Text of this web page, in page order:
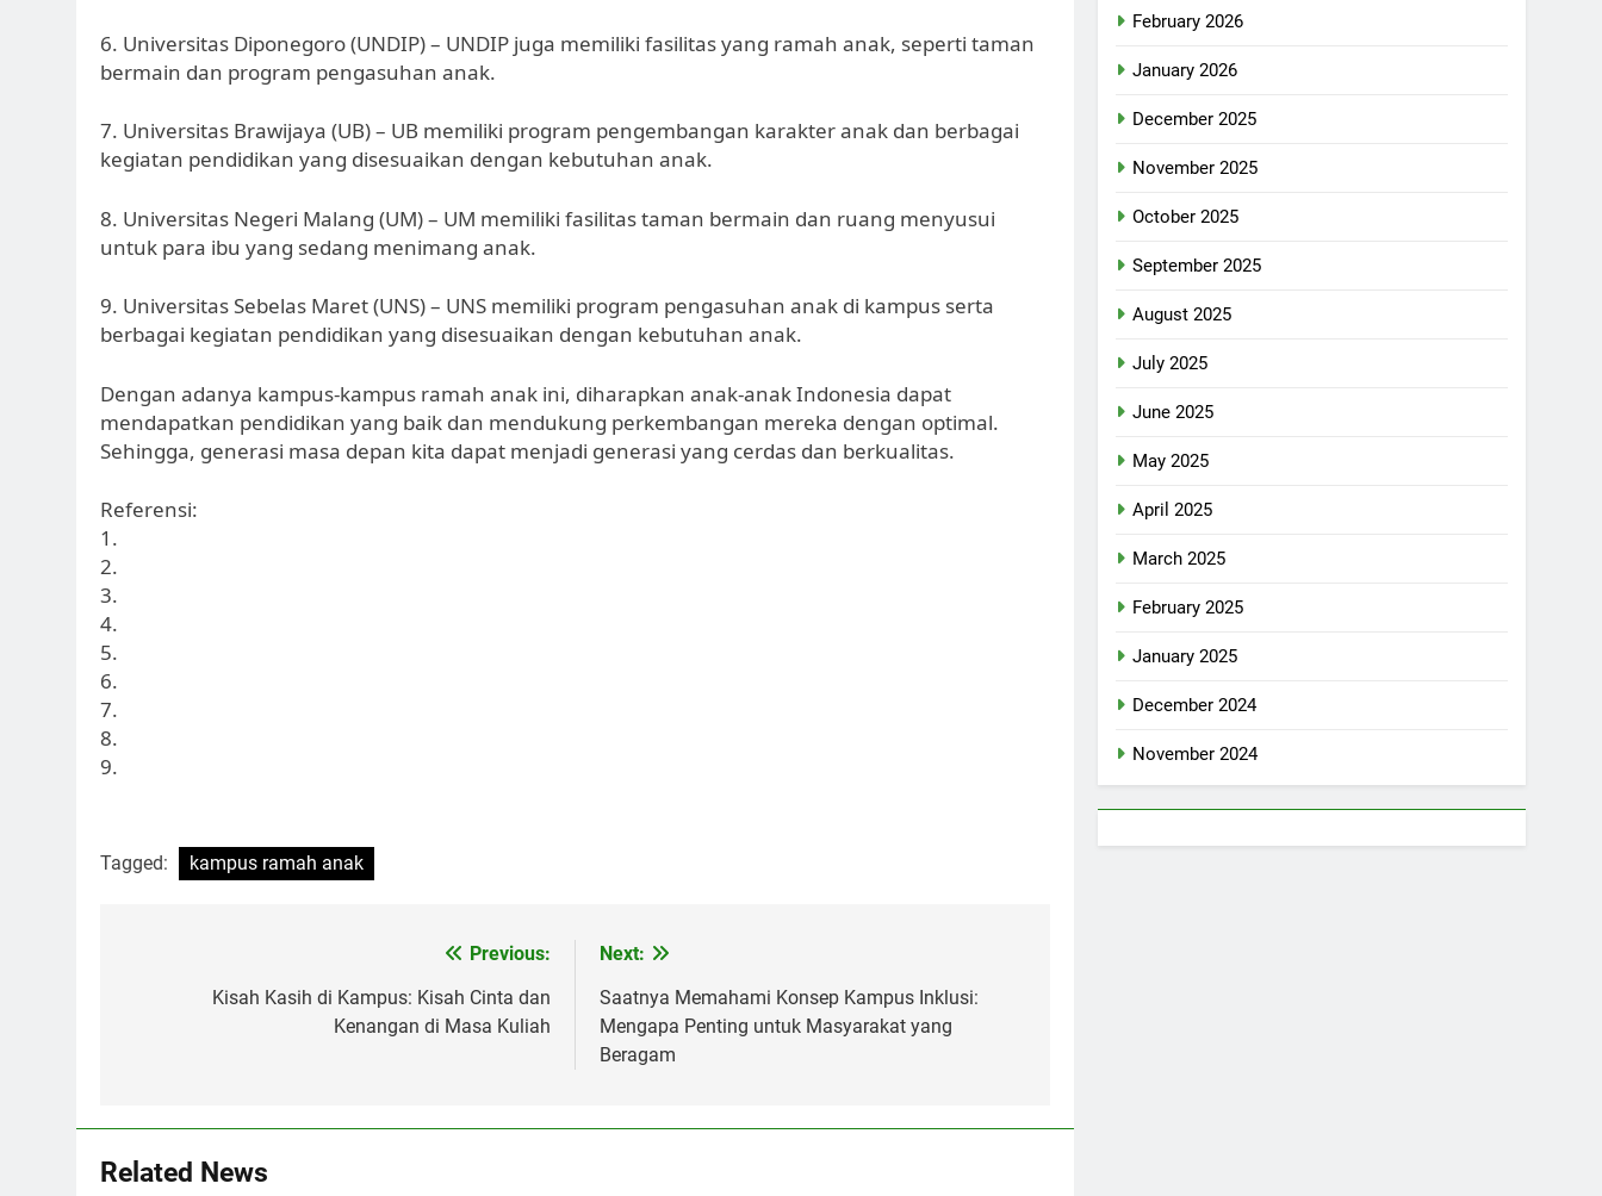
6. Universitas Diponegoro (UNDIP) – UNDIP juga memiliki fasilitas yang ramah anak, seperti taman
bermain dan program pengasuhan anak.
7. Universitas Brawijaya (UB) – UB memiliki program pengembangan karakter anak dan berbagai
kegiatan pendidikan yang disesuaikan dengan kebutuhan anak.
8. Universitas Negeri Malang (UM) – UM memiliki fasilitas taman bermain dan ruang menyusui
untuk para ibu yang sedang menimang anak.
9. Universitas Sebelas Maret (UNS) – UNS memiliki program pengasuhan anak di kampus serta
berbagai kegiatan pendidikan yang disesuaikan dengan kebutuhan anak.
Dengan adanya kampus-kampus ramah anak ini, diharapkan anak-anak Indonesia dapat
mendapatkan pendidikan yang baik dan mendukung perkembangan mereka dengan optimal.
Sehingga, generasi masa depan kita dapat menjadi generasi yang cerdas dan berkualitas.
Referensi:
1.
2.
3.
4.
5.
6.
7.
8.
9.
Tagged: kampus ramah anak
navigation
Previous:
Kisah Kasih di Kampus: Kisah Cinta dan
Kenangan di Masa Kuliah
Next:
Saatnya Memahami Konsep Kampus Inklusi:
Mengapa Penting untuk Masyarakat yang
Beragam
Related News
February 2026
January 2026
December 2025
November 2025
October 2025
September 2025
August 2025
July 2025
June 2025
May 2025
April 2025
March 2025
February 2025
January 2025
December 2024
November 2024